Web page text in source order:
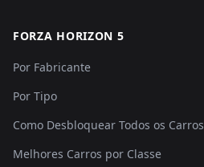
FORZA HORIZON 5
Por Fabricante
Por Tipo
Como Desbloquear Todos os Carros
Melhores Carros por Classe